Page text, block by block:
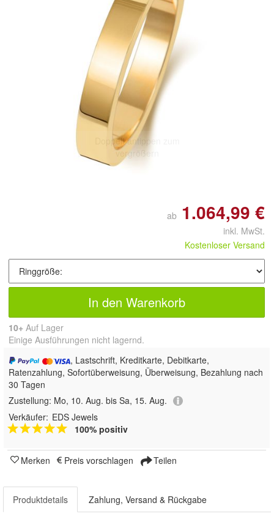
Doppelt antippen zum
vergrößern
ab 1.064,99 €
inkl. MwSt.
Kostenloser Versand
In den Warenkorb
10+ Auf Lager
Einige Ausführungen nicht lagernd.
, Lastschrift, Kreditkarte, Debitkarte,
Ratenzahlung, Sofortüberweisung, Überweisung, Bezahlung nach
30 Tagen
Zustellung: Mo, 10. Aug. bis Sa, 15. Aug.
Verkäufer: EDS Jewels
100% positiv
Merken Preis vorschlagen Teilen
Produktdetails Zahlung, Versand & Rückgabe